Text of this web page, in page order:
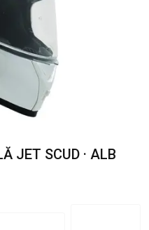
JET SCUD · ALB